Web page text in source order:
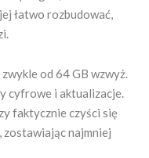
łatwo rozbudować,
od 64 GB wzwyż.
cyfrowe i aktualizacje.
faktycznie czyści się
zostawiając najmniej